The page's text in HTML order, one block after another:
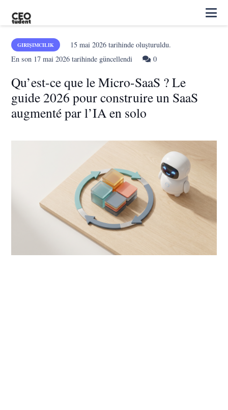
GIRIŞIMCILIK 15 mai 2026tarihinde oluşturuldu.
En son 17 mai 2026 tarihinde güncellendi 0
Qu’est-ce que le Micro-SaaS ? Le
guide 2026 pour construire un SaaS
augmenté par l’IA en solo